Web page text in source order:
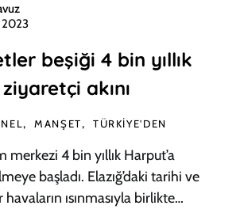
2023
beşiği 4 bin yıllık
akını
MANŞET TÜRKIYE'DEN
merkezi 4 bin yıllık Harput’a
başladı. Elazığ’daki tarihi ve
ısınmasıyla birlikte…